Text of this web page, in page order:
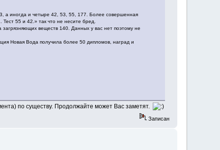
а иногда и четыре 42, 53, 55, 177. Более совершенная
Тест 55 и 42.» так что не несите бред.
веществ 140. Данных у вас нет поэтому не
Новая Вода получила более 50 дипломов, наград и
по существу. Продолжайте может Вас заметят.
Записан